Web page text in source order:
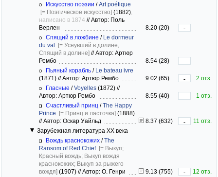
Искусство поэзии /Art poétique
[= Поэтическое искусство] (1882)
написано в 1874 //Автор: Поль
Верлен
8.20 (20)
-
Спящий в ложбине / Le dormeur
du val [= Уснувший в долине;
Спящий в долине] //Автор: Артюр
Рембо
8.54 (28)
-
Пьяный корабль / Le bateau ivre
(1871) //Автор: Артюр Рембо 9.02 (65) -
2 отз.
Гласные /Voyelles (1872) //
Автор: Артюр Рембо
8.55 (40) -
1 отз.
Счастливый принц /The Happy
Prince [= Принц и ласточка] (1888)
//Автор: Оскар Уайльд 8.37 (632) -
11 отз.
Зарубежная литература XX века
Вождь краснокожих /The
Ransom of Red Chief [= Выкуп;
Красный вождь; Выкуп вождя
краснокожих; Выкуп за рыжего
вождя] (1907) //Автор: О. Генри 9.13 (755) -
12 отз.